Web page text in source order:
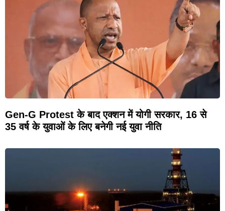
Gen-G Protest के बाद एक्शन में योगी सरकार, 16 से
35 वर्ष के युवाओं के लिए बनेगी नई युवा नीति